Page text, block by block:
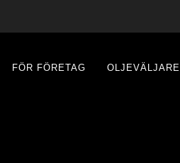
FÖR FÖRETAG OLJEVÄLJARE